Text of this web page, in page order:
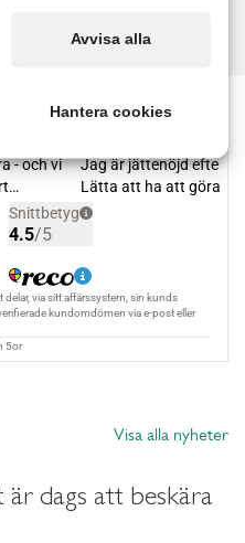
Visa alla nyheter
är dags att beskära
Avvisa alla
Hantera cookies